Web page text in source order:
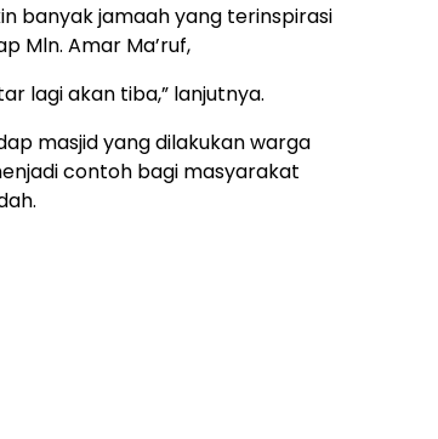
banyak jamaah yang terinspirasi
Mln. Amar Ma’ruf,
lagi akan tiba,” lanjutnya.
masjid yang dilakukan warga
contoh bagi masyarakat